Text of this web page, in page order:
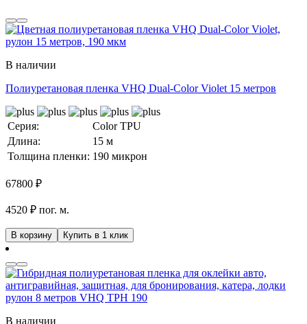
В наличии
Полиуретановая пленка VHQ Dual-Color Violet 15 метров
Серия:
Color TPU
Длина:
15 м
Толщина пленки: 190 микрон
67800 ₽
4520 ₽ пог. м.
В корзину Купить в 1 клик
В наличии